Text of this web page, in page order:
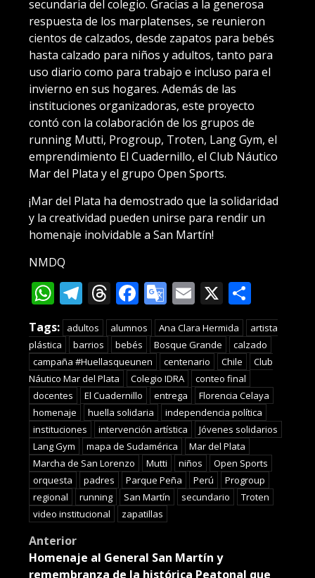
secundaria del colegio. Gracias a la generosa
respuesta de los marplatenses, se reunieron
cientos de calzados, desde zapatos para bebés
hasta calzado para niños y adultos, tanto para
uso diario como para trabajo e incluso para el
invierno en sus hogares. Además de las
instituciones organizadoras, este proyecto
contó con la colaboración de los grupos de
running Mutti, Progroup, Troten, Lang Gym, el
emprendimiento El Cuadernillo, el Club Náutico
Mar del Plata y el grupo Open Sports.
¡Mar del Plata ha demostrado que la solidaridad
y la creatividad pueden unirse para rendir un
homenaje inolvidable a San Martín!
NMDQ
WhatsApp
Telegram
Threads
Facebook
Google
Translate
Email
X
Tags: adultos alumnos Ana Clara Hermida
artista
plástica
barrios bebés Bosque Grande
calzado
campaña #Huellasqueunen
centenario Chile
Club
Náutico Mar del Plata
Colegio IDRA
conteo final
docentes
El Cuadernillo entrega
Florencia Celaya
homenaje
huella solidaria
independencia política
instituciones
intervención artística
Jóvenes solidarios
Lang Gym
mapa de Sudamérica
Mar del Plata
Marcha de San Lorenzo
Mutti niños
Open Sports
orquesta
padres Parque Peña Perú
Progroup
regional
running San Martín secundario
Troten
video institucional
zapatillas
Post
navigation
Anterior
Homenaje al General San Martín y
remembranza de la histórica Peatonal que